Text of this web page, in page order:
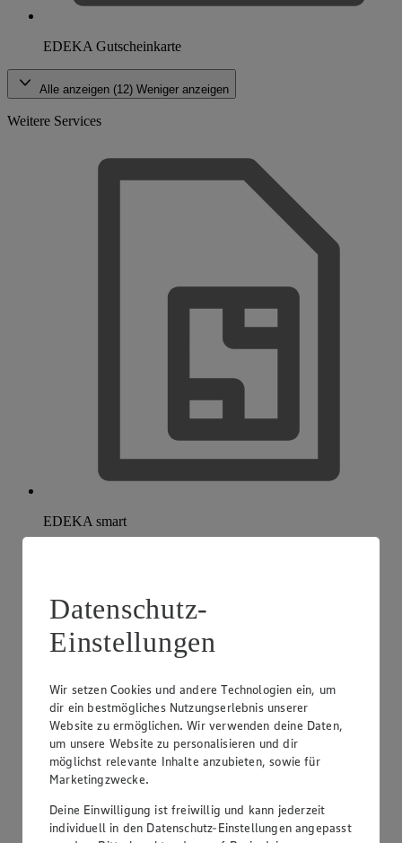
EDEKA Gutscheinkarte
Alle anzeigen (12) Weniger anzeigen
Weitere Services
EDEKA smart
Datenschutz-
Einstellungen
Wir setzen Cookies und andere Technologien ein, um
dir ein bestmögliches Nutzungserlebnis unserer
Website zu ermöglichen. Wir verwenden deine Daten,
um unsere Website zu personalisieren und dir
möglichst relevante Inhalte anzubieten, sowie für
Marketingzwecke.
Deine Einwilligung ist freiwillig und kann jederzeit
individuell in den Datenschutz-Einstellungen angepasst